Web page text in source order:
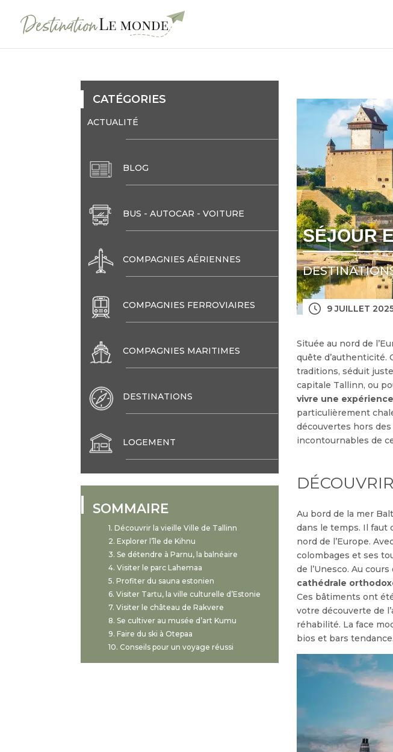
CATÉGORIES
ACTUALITÉ
BLOG
BUS - AUTOCAR - VOITURE
COMPAGNIES AÉRIENNES
COMPAGNIES FERROVIAIRES
COMPAGNIES MARITIMES
DESTINATIONS
LOGEMENT
SOMMAIRE
Découvrir la vieille Ville de Tallinn
Explorer l’île de Kihnu
Se détendre à Parnu, la balnéaire
Visiter le parc Lahemaa
Profiter du sauna estonien
Visiter Tartu, la ville culturelle d’Estonie
Visiter le château de Rakvere
Se cultiver au musée d’art Kumu
Faire du ski à Otepaa
Conseils pour un voyage réussi
SÉJOUR
9 JUILLET
Située au nord de
quête d’authenticité.
traditions, séduit
capitale Tallinn, ou
vivre une
particulièrement
découvertes hors
incontournables de
Au bord de la mer
dans le temps. Il faut
nord de l’Europe.
colombages et ses
de l’Unesco. Au
cathédrale
Ces bâtiments ont
votre découverte de
réhabilité. La face
bios et bars tendance.